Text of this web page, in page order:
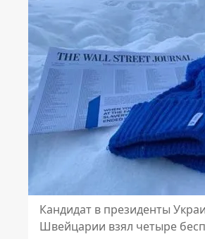
Кандидат в президенты
Швейцарии взял четыре